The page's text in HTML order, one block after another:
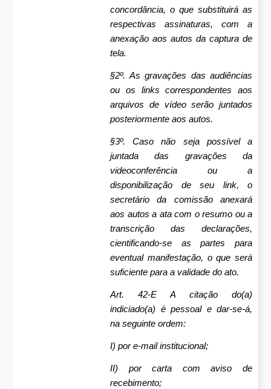
concordância, o que substituirá as
respectivas assinaturas, com a
anexação aos autos da captura de
tela.
§2º. As gravações das audiências
ou os links correspondentes aos
arquivos de vídeo serão juntados
posteriormente aos autos.
§3º. Caso não seja possível a
juntada das gravações da
videoconferência ou a
disponibilização de seu link, o
secretário da comissão anexará
aos autos a ata com o resumo ou a
transcrição das declarações,
cientificando-se as partes para
eventual manifestação, o que será
suficiente para a validade do ato.
Art. 42-E A citação do(a)
indiciado(a) é pessoal e dar-se-á,
na seguinte ordem:
I) por e-mail institucional;
II) por carta com aviso de
recebimento;